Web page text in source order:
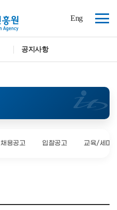
Eng
체
공지사항
채용공고 입찰공고 교육/세미